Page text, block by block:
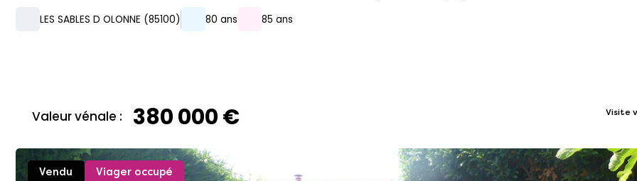
LES SABLES D OLONNE (85100) 80 ans 85 ans
Valeur vénale : 380 000 € Visite
Vendu Viager occupé